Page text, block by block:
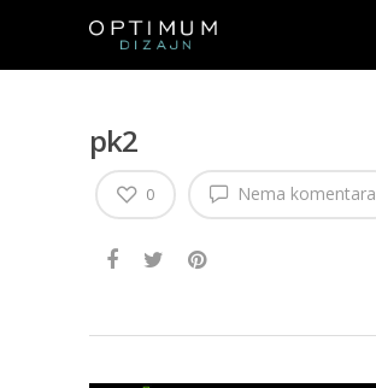
pk2
Nema komentara
0